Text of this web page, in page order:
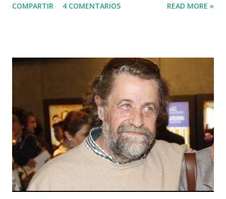
Gobierno Vasco, la Diputación y todos esos políticos que
pancarta que llamaba ladrones a Iberdrola presidía la
balconada de la plaza de la Vírgen Blanca, donde terminó
una gran manifestación encabezada por una decena de
tractores. Y es que el sector primario es el que más va a
sufrir las consecuencias de que Álava acabe sembrada de
centrales eólicas, megaparques fotovoltaicos y
explotaciones de agricultura intensiva. Araba Bizirik
también alzó la voz contra ese Tren de Alta Velocidad del
que se empezó a hablar en los años 80 y que parece que
nunca se pondrá en m...
COMPARTIR 4 COMENTARIOS READ MORE »